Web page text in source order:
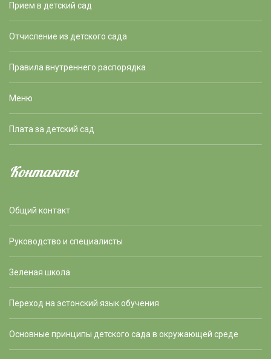
Прием в детский сад
Отчисление из детского сада
Правила внутреннего распорядка
Меню
Плата за детский сад
Контакты
Общий контакт
Руководство и специалисты
Зеленая школа
Переход на эстонский язык обучения
Основные принципы детского сада в окружающей среде